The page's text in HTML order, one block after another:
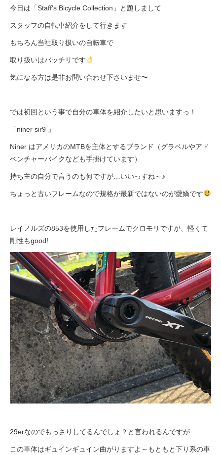
募集中の求人情報
法人様
お問い合わせ
会社概要
個人情報保護
今日は「Staff’s Bicycle Collection」と題しまして
スタッフの自転車紹介をして行きます
もちろん当社取り扱いの自転車で
取り扱いはバッチリです
気になる方は是非お問い合わせ下さいませ〜
では初回という事で自分の車体を紹介したいと思いますっ！
「niner sir9 」
Niner はアメリカのMTBを主体とするブランド（グラベルやアド
ベンチャーバイクなども手掛けています）
持ち主の自分で言うのも何ですが…いいっすね～♪
ちょっと古いフレームなので規格が最新ではないのが愛嬌です
レイノルズの853を使用したフレームでクロモリですが、軽くて
剛性もgood!
29erなのでもっさりしてるんでしょ？と言われるんですが
この車体はギュインギュイン曲がりますよ～もともと下り系の車